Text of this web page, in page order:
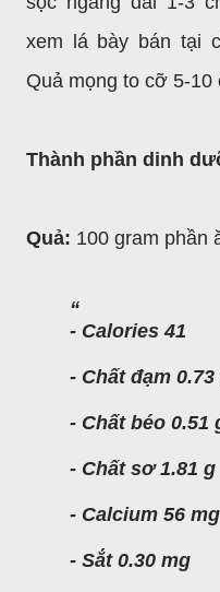
xem lá bày bán tại
Quả mọng to cỡ 5-10
Thành phần dinh
Quả: 100 gram phần
- Calories 41
- Chất đạm
- Chất béo 0.51
- Chất sơ 1.81 g
- Calcium 56 mg
- Sắt 0.30 mg